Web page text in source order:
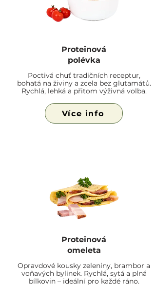
Proteinová
polévka
Poctivá chuť tradičních receptur,
bohatá na živiny a zcela bez glutamátů.
Rychlá, lehká a přitom výživná volba.
Více info
Proteinová
omeleta
Opravdové kousky zeleniny, brambor a
voňavých bylinek. Rychlá, sytá a plná
bílkovin – ideální pro každé ráno.